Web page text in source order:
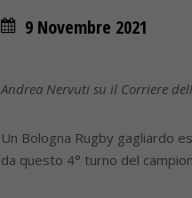
9 Novembre 2021
Andrea Nervuti su il Corriere
Un Bologna Rugby gagliardo
da questo 4° turno del